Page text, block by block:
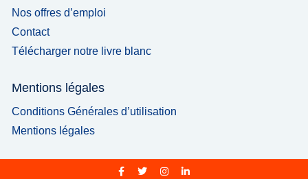
Nos offres d’emploi
Contact
Télécharger notre livre blanc
Mentions légales
Conditions Générales d’utilisation
Mentions légales